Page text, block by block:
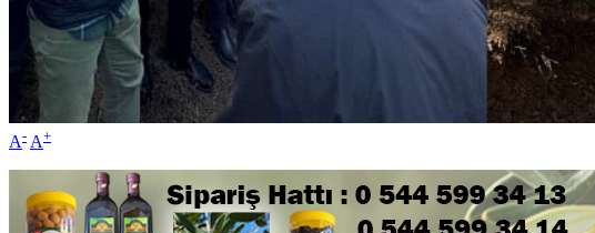
A- A+